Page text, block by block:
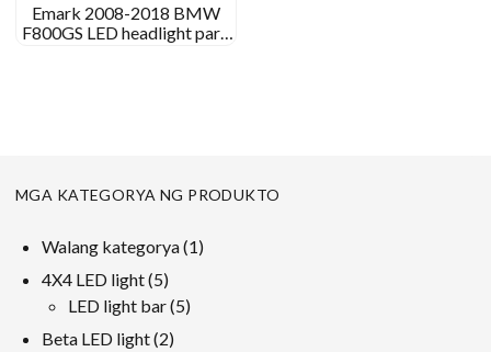
Emark 2008-2018 BMW
F800GS LED headlight para
MGA KATEGORYA NG PRODUKTO
Walang kategorya 11
4X4 LED light 55
mga
produkto
LED light bar 55
Beta LED light 22